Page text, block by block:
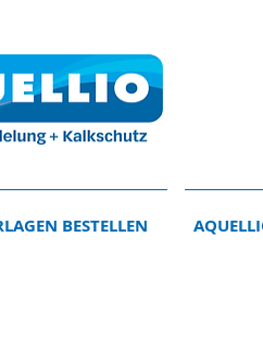
BESTELLEN